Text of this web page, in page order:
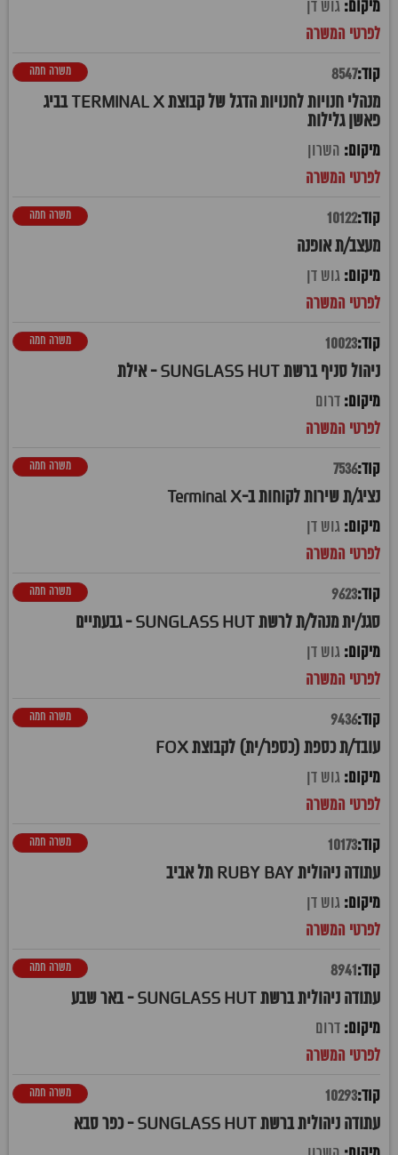
גוש דן
8547
מנהלי חנויות לחנויות הדגל של קבוצת TERMINAL X בביג
פאשן גלילות
משרה חמה
השרון
10122
מעצב/ת אופנה
משרה חמה
גוש דן
10023
ניהול סניף ברשת SUNGLASS HUT - אילת
משרה חמה
דרום
7536
נציג/ת שירות לקוחות ב-Terminal X
משרה חמה
גוש דן
9623
סגנ/ית מנהל/ת לרשת SUNGLASS HUT - גבעתיים
משרה חמה
גוש דן
9436
עובד/ת כספת (כספר/ית) לקבוצת FOX
משרה חמה
גוש דן
10173
עתודה ניהולית RUBY BAY תל אביב
משרה חמה
גוש דן
8941
עתודה ניהולית ברשת SUNGLASS HUT - באר שבע
משרה חמה
דרום
10293
עתודה ניהולית ברשת SUNGLASS HUT - כפר סבא
משרה חמה